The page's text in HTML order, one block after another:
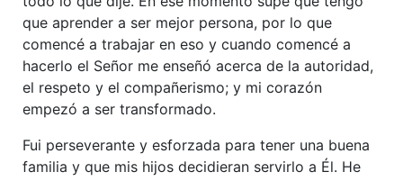
que aprender a ser mejor persona, por lo que
comencé a trabajar en eso y cuando comencé a
hacerlo el Señor me enseñó acerca de la autoridad,
el respeto y el compañerismo; y mi corazón
empezó a ser transformado.
Fui perseverante y esforzada para tener una buena
familia y que mis hijos decidieran servirlo a Él. He